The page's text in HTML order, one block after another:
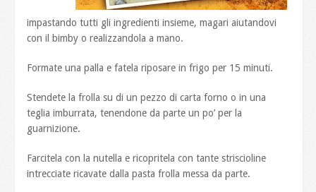
impastando tutti gli ingredienti insieme, magari aiutandovi
con il bimby o realizzandola a mano.
Formate una palla e fatela riposare in frigo per 15 minuti.
Stendete la frolla su di un pezzo di carta forno o in una
teglia imburrata, tenendone da parte un po’ per la
guarnizione.
Farcitela con la nutella e ricopritela con tante striscioline
intrecciate ricavate dalla pasta frolla messa da parte.